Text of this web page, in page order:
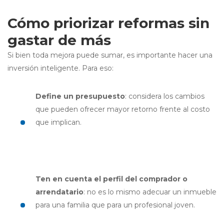
Cómo priorizar reformas sin
gastar de más
Si bien toda mejora puede sumar, es importante hacer una
inversión inteligente. Para eso:
Define un presupuesto: considera los cambios
que pueden ofrecer mayor retorno frente al costo
que implican.
Ten en cuenta el perfil del comprador o
arrendatario: no es lo mismo adecuar un inmueble
para una familia que para un profesional joven.